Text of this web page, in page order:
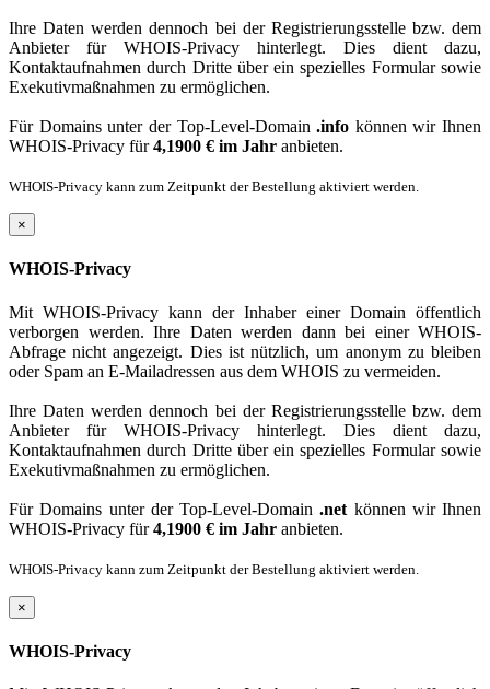
Ihre Daten werden dennoch bei der Registrierungsstelle bzw. dem
Anbieter für WHOIS-Privacy hinterlegt. Dies dient dazu,
Kontaktaufnahmen durch Dritte über ein spezielles Formular sowie
Exekutivmaßnahmen zu ermöglichen.
Für Domains unter der Top-Level-Domain.info können wir Ihnen
WHOIS-Privacy für4,1900 € im Jahr anbieten.
WHOIS-Privacy kann zum Zeitpunkt der Bestellung aktiviert werden.
×
WHOIS-Privacy
Mit WHOIS-Privacy kann der Inhaber einer Domain öffentlich
verborgen werden. Ihre Daten werden dann bei einer WHOIS-
Abfrage nicht angezeigt. Dies ist nützlich, um anonym zu bleiben
oder Spam an E-Mailadressen aus dem WHOIS zu vermeiden.
Ihre Daten werden dennoch bei der Registrierungsstelle bzw. dem
Anbieter für WHOIS-Privacy hinterlegt. Dies dient dazu,
Kontaktaufnahmen durch Dritte über ein spezielles Formular sowie
Exekutivmaßnahmen zu ermöglichen.
Für Domains unter der Top-Level-Domain.net können wir Ihnen
WHOIS-Privacy für4,1900 € im Jahr anbieten.
WHOIS-Privacy kann zum Zeitpunkt der Bestellung aktiviert werden.
×
WHOIS-Privacy